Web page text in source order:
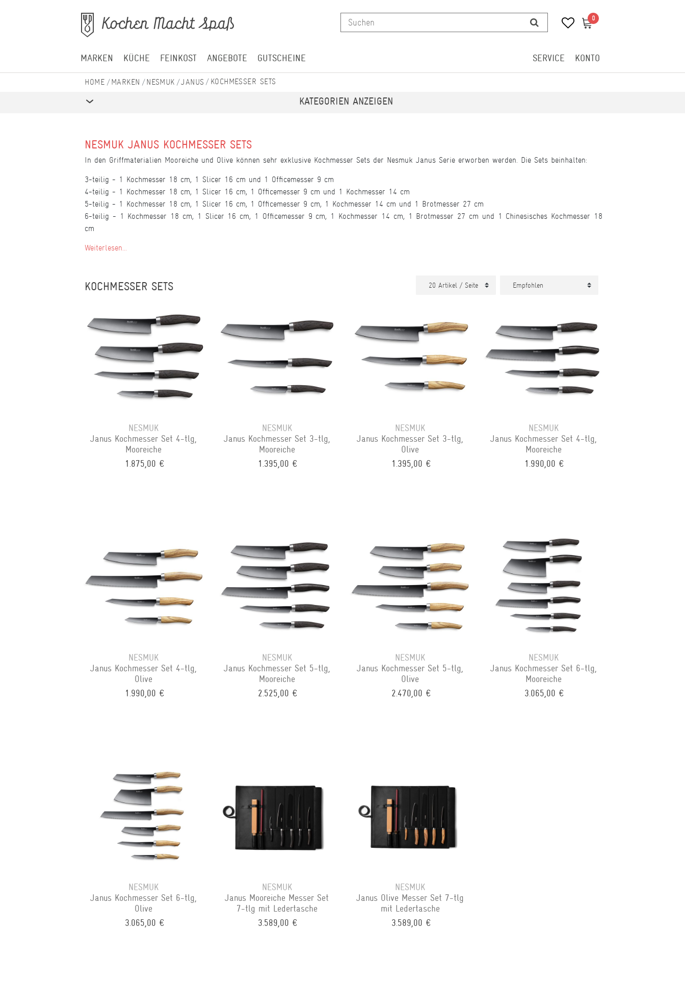
0 0
MARKEN KÜCHE FEINKOST ANGEBOTE GUTSCHEINE SERVICE KONTO
MARKEN NESMUK JANUS KOCHMESSER SETS
KATEGORIEN ANZEIGEN
NESMUK JANUS KOCHMESSER SETS
In den Griffmaterialien Mooreiche und Olive können sehr exklusive Kochmesser Sets der Nesmuk Janus Serie erworben werden. Die Sets beinhalten:
3-teilig - 1 Kochmesser 18 cm, 1 Slicer 16 cm und 1 Officemesser 9 cm
4-teilig - 1 Kochmesser 18 cm, 1 Slicer 16 cm, 1 Officemesser 9 cm und 1 Kochmesser 14 cm
5-teilig - 1 Kochmesser 18 cm, 1 Slicer 16 cm, 1 Officemesser 9 cm, 1 Kochmesser 14 cm und 1 Brotmesser 27 cm
6-teilig - 1 Kochmesser 18 cm, 1 Slicer 16 cm, 1 Officemesser 9 cm, 1 Kochmesser 14 cm, 1 Brotmesser 27 cm und 1 Chinesisches Kochmesser 18
cm
Weiterlesen...
KOCHMESSER SETS
NESMUK
Janus Kochmesser Set 4-tlg,
Mooreiche
1.875,00 €
NESMUK
Janus Kochmesser Set 3-tlg,
Mooreiche
1.395,00 €
NESMUK
Janus Kochmesser Set 3-tlg,
Olive
1.395,00 €
NESMUK
Janus Kochmesser Set 4-tlg,
Mooreiche
1.990,00 €
NESMUK
Janus Kochmesser Set 4-tlg,
Olive
1.990,00 €
NESMUK
Janus Kochmesser Set 5-tlg,
Mooreiche
2.525,00 €
NESMUK
Janus Kochmesser Set 5-tlg,
Olive
2.470,00 €
NESMUK
Janus Kochmesser Set 6-tlg,
Mooreiche
3.065,00 €
NESMUK
Janus Kochmesser Set 6-tlg,
Olive
3.065,00 €
NESMUK
Janus Mooreiche Messer Set
7-tlg mit Ledertasche
3.589,00 €
NESMUK
Janus Olive Messer Set 7-tlg
mit Ledertasche
3.589,00 €